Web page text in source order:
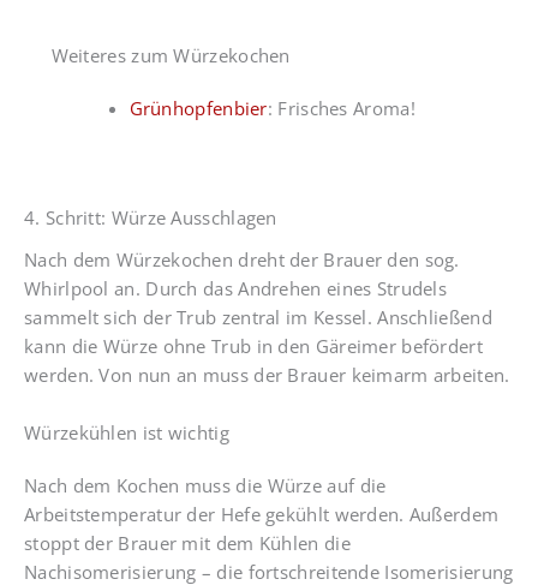
Weiteres zum Würzekochen
Grünhopfenbier: Frisches Aroma!
4. Schritt: Würze Ausschlagen
Nach dem Würzekochen dreht der Brauer den sog.
Whirlpool an. Durch das Andrehen eines Strudels
sammelt sich der Trub zentral im Kessel. Anschließend
kann die Würze ohne Trub in den Gäreimer befördert
werden. Von nun an muss der Brauer keimarm arbeiten.
Würzekühlen ist wichtig
Nach dem Kochen muss die Würze auf die
Arbeitstemperatur der Hefe gekühlt werden. Außerdem
stoppt der Brauer mit dem Kühlen die
Nachisomerisierung – die fortschreitende Isomerisierung